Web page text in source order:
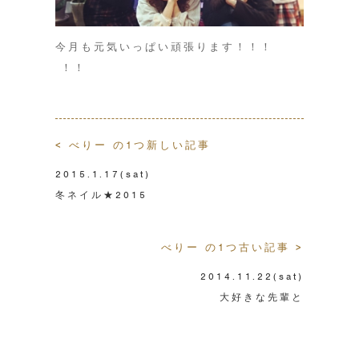
今月も元気いっぱい頑張ります！！！
！！
< べりー の1つ新しい記事
2015.1.17 (sat)
冬ネイル★2015
べりー の1つ古い記事 >
2014.11.22 (sat)
大好きな先輩と